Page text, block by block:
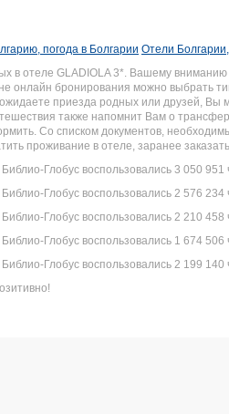
погода в Болгарии Отели
в отеле GLADIOLA 3*. Вашему
онлайн бронирования можно выбрать
приезда родных или друзей, Вы
также напомнит Вам о
Со списком документов,
проживание в отеле, заранее
Глобус воспользовались 3 050 951
Глобус воспользовались 2 576 234
Глобус воспользовались 2 210 458
Глобус воспользовались 1 674 506
Глобус воспользовались 2 199 140